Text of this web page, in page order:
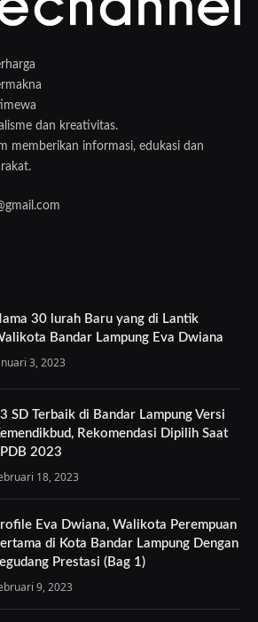
dan kreativitas.
memberikan informasi, edukasi dan
30 lurah Baru yang di Lantik
Bandar Lampung Eva Dwiana
3, 2023
SD Terbaik di Bandar Lampung Versi
Rekomendasi Dipilih Saat
2023
18, 2023
Eva Dwiana, Walikota Perempuan
di Kota Bandar Lampung Dengan
Prestasi (Bag 1)
9, 2023